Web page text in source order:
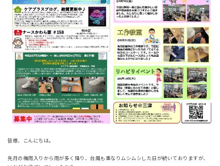
皆様、こんにちは。
先月の梅雨入りから雨が多く降り、台風も重なりムシムシした日が続いておりますが、